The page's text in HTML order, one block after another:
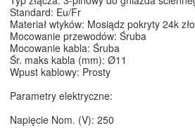
Standard: Eu/Fr
Materiał wtyków: Mosiądz pokryty 24k
Mocowanie przewodów: Śruba
Mocowanie kabla: Śruba
Śr. maks kabla (mm): Ø11
Wpust kablowy: Prosty
Parametry elektryczne:
Napięcie Nom. (V): 250